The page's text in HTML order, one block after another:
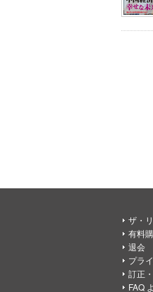
ザ・
有料
退会
プラ
訂正
FAQ